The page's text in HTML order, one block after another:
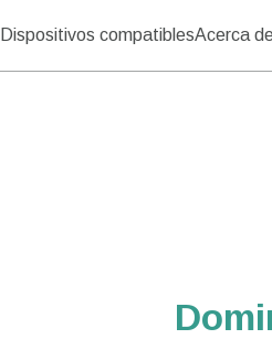
Dispositivos compatiblesAcerca